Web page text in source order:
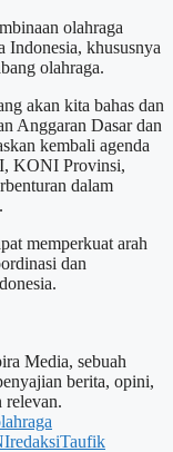
olahraga
Indonesia, khususnya
olahraga.
akan kita bahas dan
Anggaran Dasar dan
kembali agenda
KONI Provinsi,
dalam
memperkuat arah
dan
Media, sebuah
berita, opini,
relevan.
redaksiTaufik